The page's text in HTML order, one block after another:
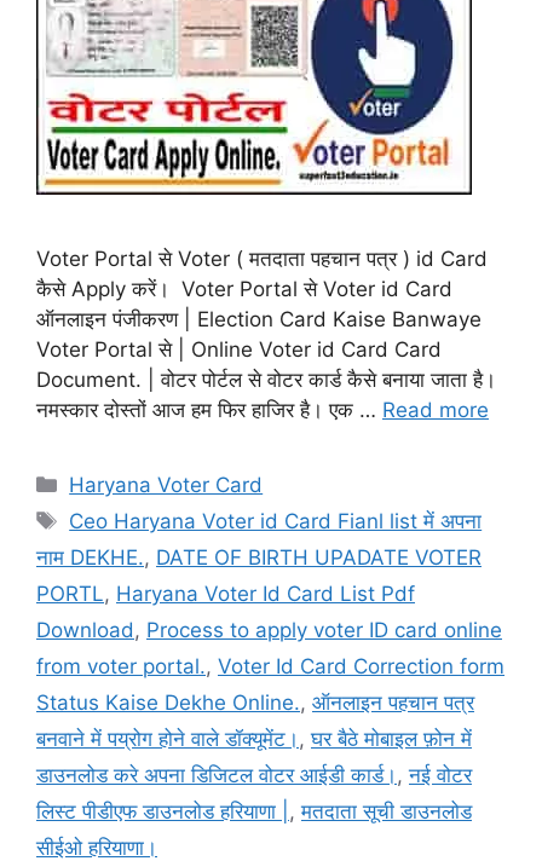
Voter Portal से Voter ( मतदाता पहचान पत्र ) id Card
कैसे Apply करें। Voter Portal से Voter id Card
ऑनलाइन पंजीकरण | Election Card Kaise Banwaye
Voter Portal से | Online Voter id Card Card
Document. | वोटर पोर्टल से वोटर कार्ड कैसे बनाया जाता है।
नमस्कार दोस्तों आज हम फिर हाजिर है। एक … Read more
Categories
Haryana Voter Card
Tags
Ceo Haryana Voter id Card Fianl list में अपना
नाम DEKHE., DATE OF BIRTH UPADATE VOTER
PORTL, Haryana Voter Id Card List Pdf
Download , Process to apply voter ID card online
from voter portal., Voter Id Card Correction form
Status Kaise Dekhe Online., ऑनलाइन पहचान पत्र
बनवाने में पय्रोग होने वाले डॉक्यूमेंट। ,घर बैठे मोबाइल फ़ोन में
डाउनलोड करे अपना डिजिटल वोटर आईडी कार्ड। ,नई वोटर
लिस्ट पीडीएफ डाउनलोड हरियाणा | ,मतदाता सूची डाउनलोड
सीईओ हरियाणा।